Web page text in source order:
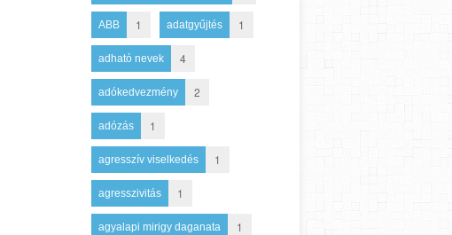
ABB 1 adatgyűjtés 1
adható nevek 4
adókedvezmény 2
adózás 1
agresszív viselkedés 1
agresszivitás 1
agyalapi mirigy daganata 1